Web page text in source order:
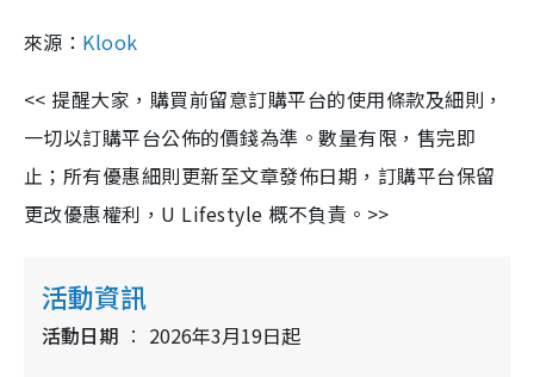
來源： Klook
<< 提醒大家，購買前留意訂購平台的使用條款及細則，
一切以訂購平台公佈的價錢為準。數量有限，售完即
止；所有優惠細則更新至文章發佈日期，訂購平台保留
更改優惠權利，U Lifestyle 概不負責。>>
活動資訊
活動日期 2026年3月19日起